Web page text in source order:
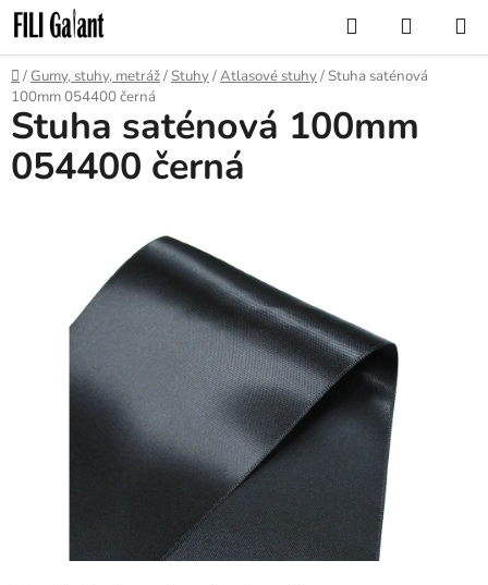
Přejít
na
obsah
Hledat
KOŠÍK
Domů
/ Gumy, stuhy, metráž/Stuhy/Atlasové stuhy/Stuha saténová
100mm 054400 černá
Stuha saténová 100mm
054400 černá